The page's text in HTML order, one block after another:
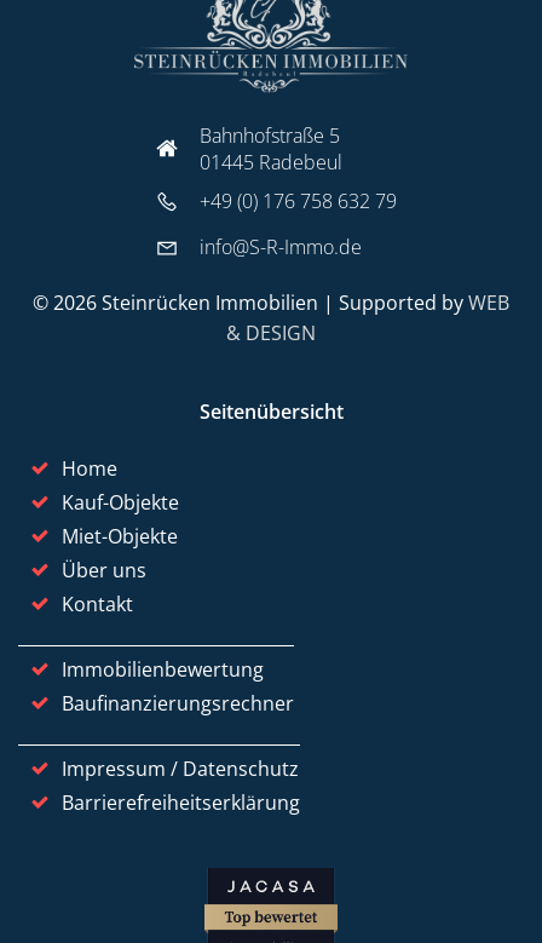
Bahnhofstraße 5
01445 Radebeul
+49 (0) 176 758 632 79
info@S-R-Immo.de
© 2026 Steinrücken Immobilien | Supported byWEB
& DESIGN
Seitenübersicht
Home
Kauf-Objekte
Miet-Objekte
Über uns
Kontakt
Immobilienbewertung
Baufinanzierungsrechner
Impressum / Datenschutz
Barrierefreiheitserklärung